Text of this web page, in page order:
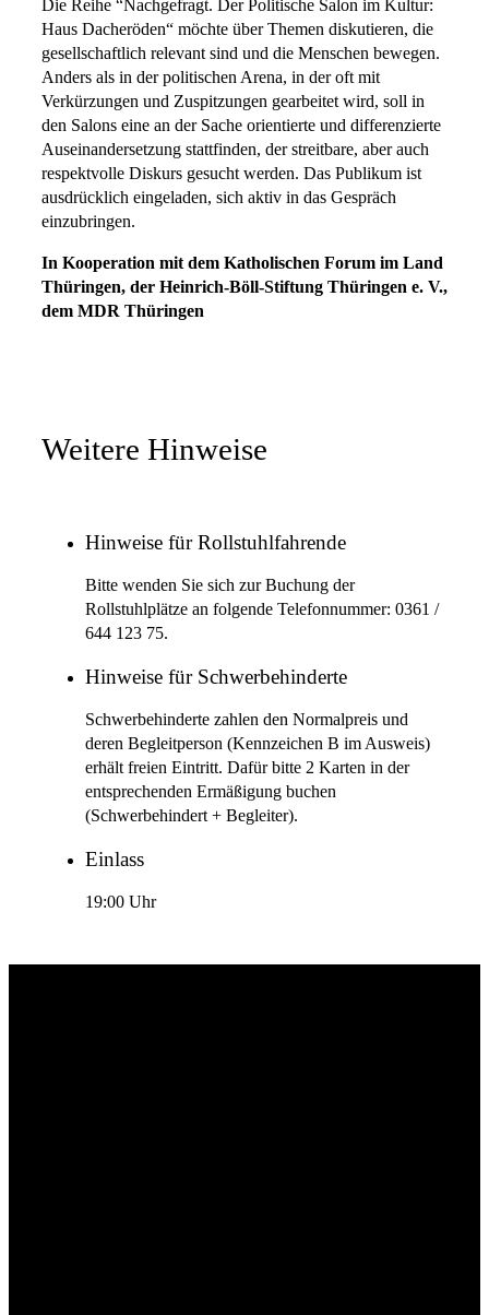
Die Reihe “Nachgefragt. Der Politische Salon im Kultur:
Haus Dacheröden“ möchte über Themen diskutieren, die
gesellschaftlich relevant sind und die Menschen bewegen.
Anders als in der politischen Arena, in der oft mit
Verkürzungen und Zuspitzungen gearbeitet wird, soll in
den Salons eine an der Sache orientierte und differenzierte
Auseinandersetzung stattfinden, der streitbare, aber auch
respektvolle Diskurs gesucht werden. Das Publikum ist
ausdrücklich eingeladen, sich aktiv in das Gespräch
einzubringen.
In Kooperation mit dem Katholischen Forum im Land
Thüringen, der Heinrich-Böll-Stiftung Thüringen e. V.,
dem MDR Thüringen
Weitere Hinweise
Hinweise für Rollstuhlfahrende
Bitte wenden Sie sich zur Buchung der
Rollstuhlplätze an folgende Telefonnummer: 0361 /
644 123 75.
Hinweise für Schwerbehinderte
Schwerbehinderte zahlen den Normalpreis und
deren Begleitperson (Kennzeichen B im Ausweis)
erhält freien Eintritt. Dafür bitte 2 Karten in der
entsprechenden Ermäßigung buchen
(Schwerbehindert + Begleiter).
Einlass
19:00 Uhr